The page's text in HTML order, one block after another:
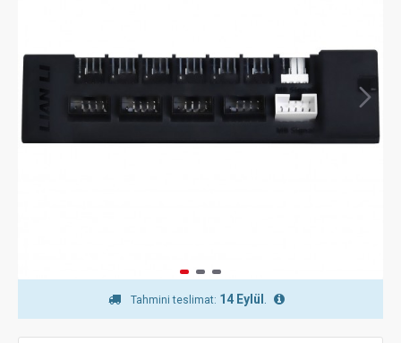
Tahmini teslimat: 14 Eylül